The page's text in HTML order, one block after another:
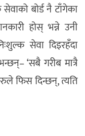
बोर्ड नै टाँगेका
होस् भन्ने उनी
सेवा दिइरहँदा
‘सबै गरीब मात्रै
फिस दिन्छन्, त्यति